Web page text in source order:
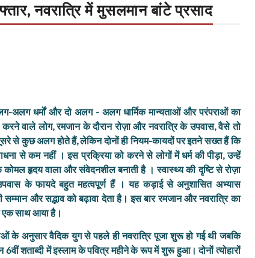
नवरात्रि में मुसलमान बांटे प्रसाद
अलग धर्मों और दो अलग - अलग धार्मिक मान्यताओं और परंपराओं का
वाले लोग, रमजान के दौरान रोज़ा और नवरात्रि के उपवास, वैसे तो
से कुछ अलग होते हैं, लेकिन दोनों ही नियम-कायदों पर इतने सख्त हैं कि
से कम नहीं । इस प्रक्रिया को करने से लोगों में धर्म की पीड़ा, उन्हें
हृदय वाला और संवेदनशील बनाती है । स्वास्थ्य की दृष्टि से रोज़ा
के फायदे बहुत महत्वपूर्ण हैं । यह कड़ाई से अनुशासित अभ्यास
और सद्भाव को बढ़ावा देता है। इस बार रमजान और नवरात्रि का
एक साथ आया है।
के अनुसार वैदिक युग से पहले ही नवरात्रि पूजा शुरू हो गई थी जबकि
6वीं शताब्दी मेंइस्लाम के पवित्र महीने के रूप में शुरू हुआ। दोनों त्योहारों